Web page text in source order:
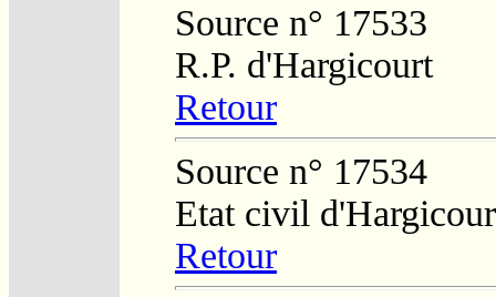
Source n° 17533
R.P. d'Hargicourt
Retour
Source n° 17534
Etat civil
Retour